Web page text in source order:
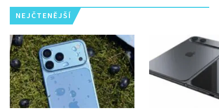
NEJČTENĚJŠÍ